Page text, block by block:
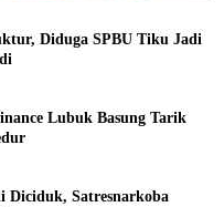
Diduga SPBU Tiku Jadi
Lubuk Basung Tarik
Diciduk, Satresnarkoba